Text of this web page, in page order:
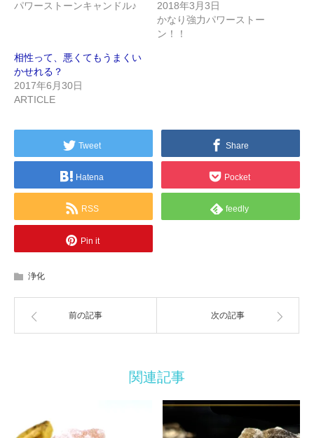
パワーストーンキャンドル♪
2018年3月3日
かなり強力パワーストー
ン！！
相性って、悪くてもうまくい
かせれる？
2017年6月30日
ARTICLE
Tweet Share
Hatena Pocket
RSS feedly
Pin it
浄化
前の記事 次の記事
関連記事